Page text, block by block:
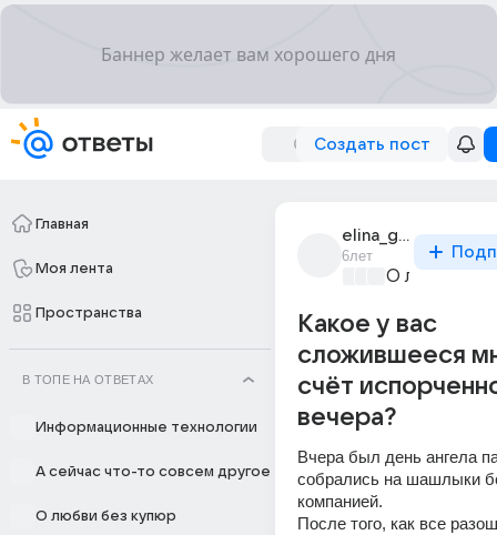
Создать пост
Главная
Моя лента
Пространства
В ТОПЕ НА ОТВЕТАХ
Информационные технологии
А сейчас что-то совсем другое
О любви без купюр
elina_gordeeva_15
6лет
О любви без
Какое у вас
сложившееся
счёт
вечера?
Вчера был день ангела
собрались на шашлыки
компанией.
После того, как все